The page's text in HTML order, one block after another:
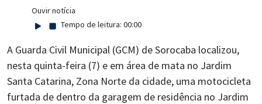
Ouvir notícia
Tempo de leitura: 00:00
A Guarda Civil Municipal (GCM) de Sorocaba localizou,
nesta quinta-feira (7) e em área de mata no Jardim
Santa Catarina, Zona Norte da cidade, uma motocicleta
furtada de dentro da garagem de residência no Jardim